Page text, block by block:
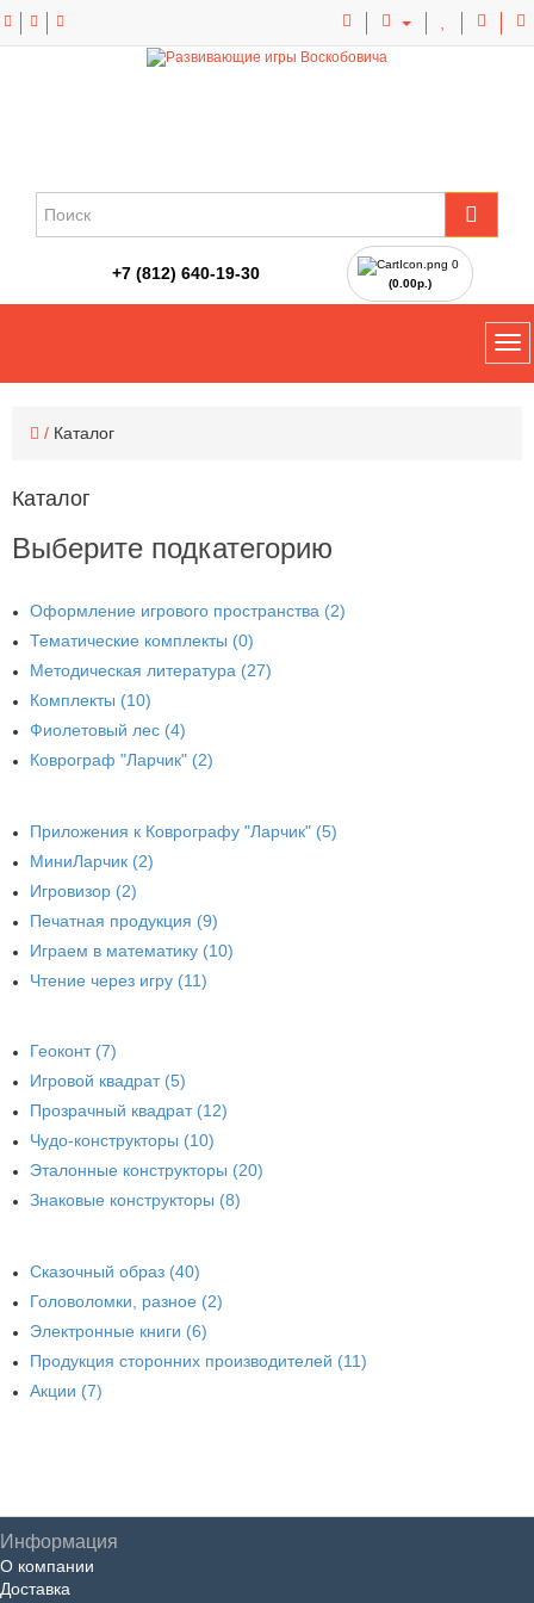
+7 (812) 640-19-30
0
(0.00р.)
Каталог
Каталог
Выберите подкатегорию
Оформление игрового пространства (2)
Тематические комплекты (0)
Методическая литература (27)
Комплекты (10)
Фиолетовый лес (4)
Коврограф "Ларчик" (2)
Приложения к Коврографу "Ларчик" (5)
МиниЛарчик (2)
Игровизор (2)
Печатная продукция (9)
Играем в математику (10)
Чтение через игру (11)
Геоконт (7)
Игровой квадрат (5)
Прозрачный квадрат (12)
Чудо-конструкторы (10)
Эталонные конструкторы (20)
Знаковые конструкторы (8)
Сказочный образ (40)
Головоломки, разное (2)
Электронные книги (6)
Продукция сторонних производителей (11)
Акции (7)
Информация
О компании
Доставка